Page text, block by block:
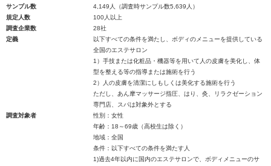
サンプル数
4,149人（調査時サンプル数5,639人）
規定人数
100人以上
調査企業数
28社
定義
以下すべての条件を満たし、ボディのメニューを提供している
全国のエステサロン
1）手技または化粧品・機器等を用いて人の皮膚を美化し、体
型を整える等の指導または施術を行う
2）人の皮膚を清潔にしもしくは美化する施術を行う
ただし、あん摩マッサージ指圧、はり、灸、リラクゼーション
専門店、スパは対象外とする
調査対象者
性別：女性
年齢：18～69歳（高校生は除く）
地域：全国
条件：以下すべての条件を満たす人
1)過去4年以内に国内のエステサロンで、ボディメニューのサ